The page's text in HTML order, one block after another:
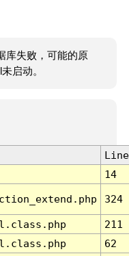
库失败，可能的原
启动。
Line
14
324
211
62